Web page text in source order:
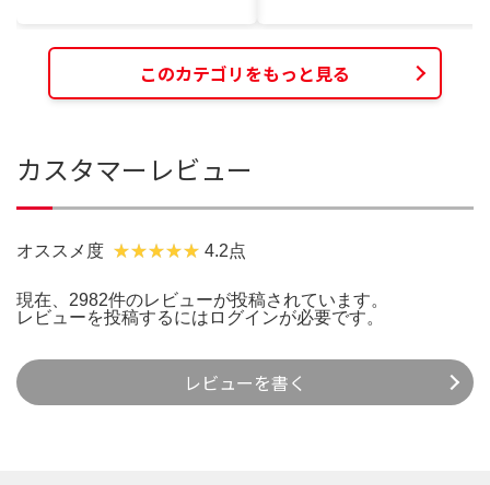
このカテゴリをもっと見る
カスタマーレビュー
オススメ度 4.2点
現在、2982件のレビューが投稿されています。
レビューを投稿するには ログインが必要です。
レビューを書く